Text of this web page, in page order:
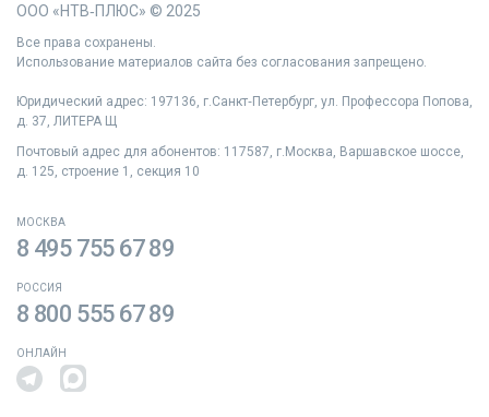
ООО «НТВ‑ПЛЮС» © 2025
Все права сохранены.
Использование материалов сайта без согласования запрещено.
Юридический адрес: 197136, г.Санкт‑Петербург, ул. Профессора Попова,
д. 37, ЛИТЕРА Щ
Почтовый адрес для абонентов: 117587, г.Москва, Варшавское шоссе,
д. 125, строение 1, секция 10
МОСКВА
8 495 755 67 89
РОССИЯ
8 800 555 67 89
ОНЛАЙН